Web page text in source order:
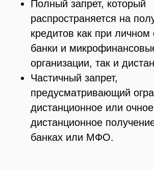
Полный запрет, который
распространяется на
кредитов как при
банки и
организации, так и
Частичный запрет,
предусматривающий
дистанционное или
дистанционное
банках или МФО.